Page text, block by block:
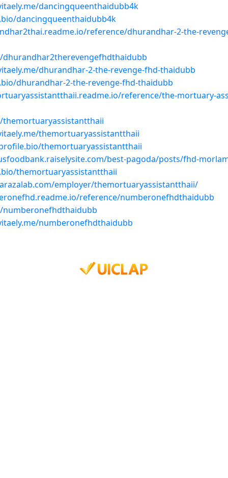
dancingqueenthaidubb4k
dancingqueenthaidubb4k
reference/dhurandhar-2-the-
dhurandhar-2-the-revenge-fhd-thaidubb
dhurandhar-2-the-revenge-fhd-thaidubb
reference/the-mortuary-
themortuaryassistantthaii
themortuaryassistantthaii
best-pagoda/posts/fhd-
themortuaryassistantthaii
employer/themortuaryassistantthaii/
reference/numberonefhdthaidubb
numberonefhdthaidubb
numberonefhdthaidubb